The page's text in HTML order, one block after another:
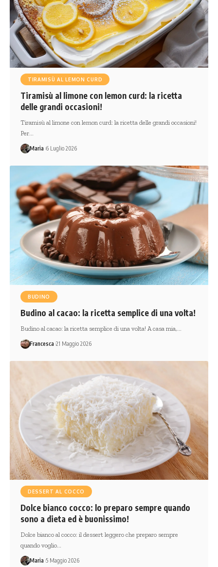
TIRAMISÙ AL LEMON CURD
Tiramisù al limone con lemon curd: la ricetta
delle grandi occasioni!
Tiramisù al limone con lemon curd: la ricetta delle grandi occasioni!
Per…
Maria 6 Luglio 2026
BUDINO
Budino al cacao: la ricetta semplice di una volta!
Budino al cacao: la ricetta semplice di una volta! A casa mia,…
Francesca 21 Maggio 2026
DESSERT AL COCCO
Dolce bianco cocco: lo preparo sempre quando
sono a dieta ed è buonissimo!
Dolce bianco al cocco: il dessert leggero che preparo sempre
quando voglio…
Maria 5 Maggio 2026